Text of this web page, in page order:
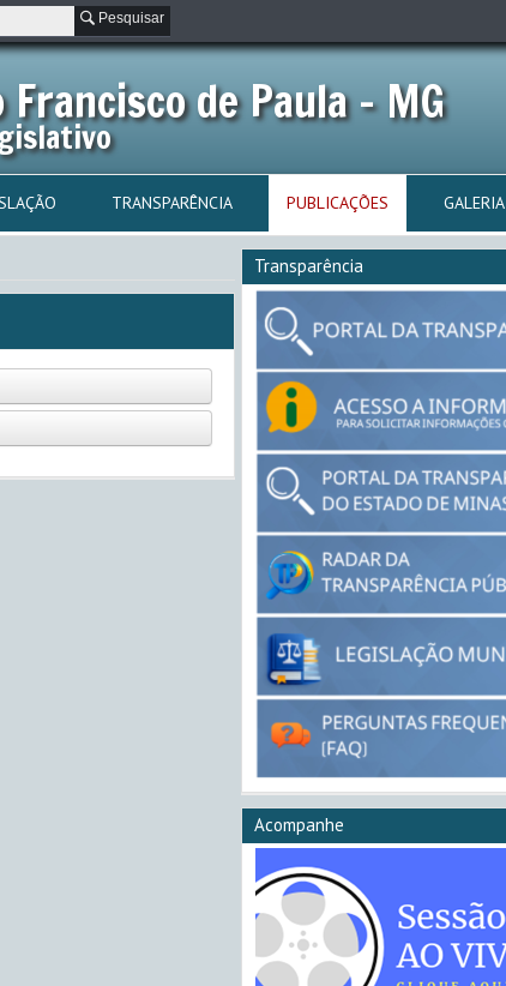
Pesquisar
de Paula - MG
TRANSPARÊNCIA PUBLICAÇÕES GALERIA
Acompanhe
Transparência